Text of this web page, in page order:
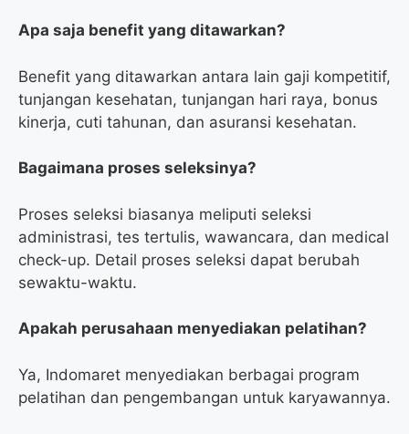
Apa saja benefit yang ditawarkan?
Benefit yang ditawarkan antara lain gaji kompetitif,
tunjangan kesehatan, tunjangan hari raya, bonus
kinerja, cuti tahunan, dan asuransi kesehatan.
Bagaimana proses seleksinya?
Proses seleksi biasanya meliputi seleksi
administrasi, tes tertulis, wawancara, dan medical
check-up. Detail proses seleksi dapat berubah
sewaktu-waktu.
Apakah perusahaan menyediakan pelatihan?
Ya, Indomaret menyediakan berbagai program
pelatihan dan pengembangan untuk karyawannya.